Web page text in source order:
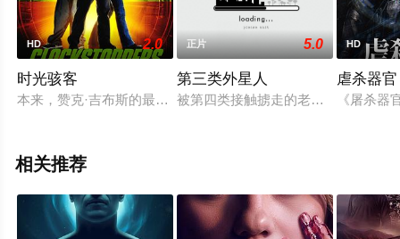
HD 2.0
时光骇客
本来，赞克·吉布斯的最大愿望就是可以拥有一部属于自己的汽
正片 5.0
第三类外星人
被第四类接触掳走的老豆化作畸变怪
HD
虐杀器官
《屠杀器
相关推荐